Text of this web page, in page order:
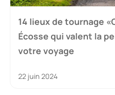
14 lieux de tournage
Écosse qui valent la
votre voyage
22 juin 2024